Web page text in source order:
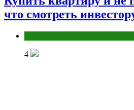
что смотреть
4